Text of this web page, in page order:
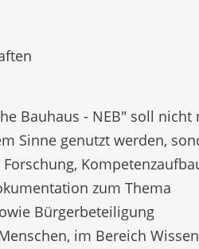
Bauhaus - NEB" soll nicht
Sinne genutzt werden,
zum Thema
Bürgerbeteiligung
im Bereich